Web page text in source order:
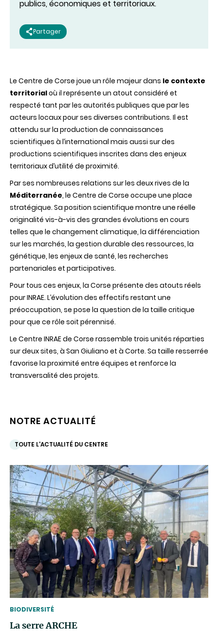
publics, économiques et territoriaux.
Partager
Le Centre de Corse joue un rôle majeurdans le contexte
territorialoù il représente un atout considéré et
respecté tant par les autorités publiques que par les
acteurs locauxpourses diverses contributions. Il est
attendu surla production de connaissances
scientifiques à l’international mais aussi surdes
productions scientifiques inscrites dans des enjeux
territoriauxd’utilité de proximité.
Parses nombreuses relations surles deuxrives de la
Méditerranée, le Centre de Corse occupe une place
stratégique. Sa position scientifique montre une réelle
originalité vis-à-vis des grandes évolutions en cours
telles que le changement climatique, la différenciation
surles marchés, la gestion durable des ressources, la
génétique, les enjeuxde santé, les recherches
partenariales et participatives.
Pour tous ces enjeux, la Corse présente des atouts réels
pourINRAE. L’évolution des effectifs restant une
préoccupation, se pose la question de la taille critique
pourque ce rôle soit pérennisé.
Le Centre INRAE de Corse rassemble trois unités réparties
sur deux sites, à San Giuliano et à Corte. Sa taille resserrée
favorise la proximité entre équipes et renforce la
transversalité des projets.
NOTRE ACTUALITÉ
TOUTE L'ACTUALITÉ DU CENTRE
THEMATIC
BIODIVERSITÉ
La serre ARCHE